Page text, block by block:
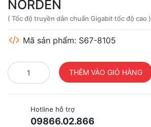
NORDEN
( Tốc độ truyền dẫn chuẩn Gigabit tốc độ cao )
Mã sản phẩm: S67-8105
Hotline hỗ trợ
09866.02.866